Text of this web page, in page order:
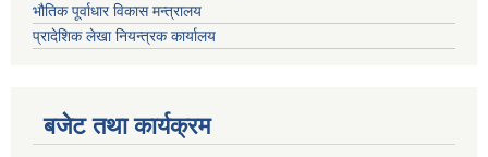
भौतिक पूर्वाधार विकास मन्त्रालय
प्रादेशिक लेखा नियन्त्रक कार्यालय
बजेट तथा कार्यक्रम